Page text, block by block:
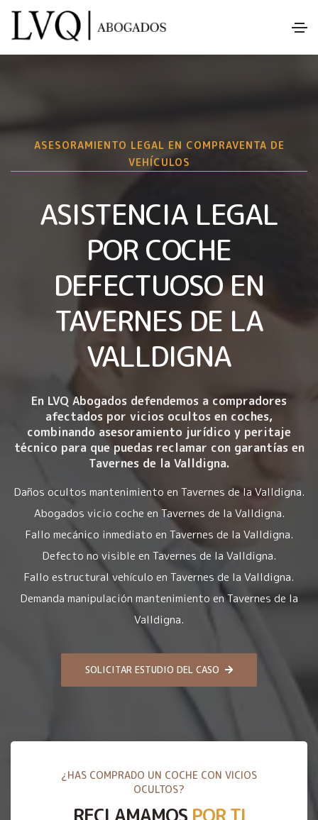
ASESORAMIENTO LEGAL EN COMPRAVENTA DE
VEHÍCULOS
ASISTENCIA LEGAL
POR COCHE
DEFECTUOSO EN
TAVERNES DE LA
VALLDIGNA
En LVQ Abogados defendemos a compradores
afectados por vicios ocultos en coches,
combinando asesoramiento jurídico y peritaje
técnico para que puedas reclamar con garantías en
Tavernes de la Valldigna.
Daños ocultos mantenimiento en Tavernes de la Valldigna.
Abogados vicio coche en Tavernes de la Valldigna.
Fallo mecánico inmediato en Tavernes de la Valldigna.
Defecto no visible en Tavernes de la Valldigna.
Fallo estructural vehículo en Tavernes de la Valldigna.
Demanda manipulación mantenimiento en Tavernes de la
Valldigna.
SOLICITAR ESTUDIO DEL CASO
¿HAS COMPRADO UN COCHE CON VICIOS
OCULTOS?